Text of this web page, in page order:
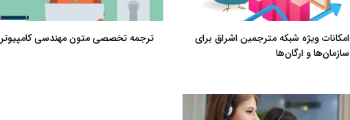
امکانات ویژه شبکه مترجمین اشراق برای
سازمان‌ها و ارگان‌ها
ترجمه تخصصی متون مهندسی کامپیوتر